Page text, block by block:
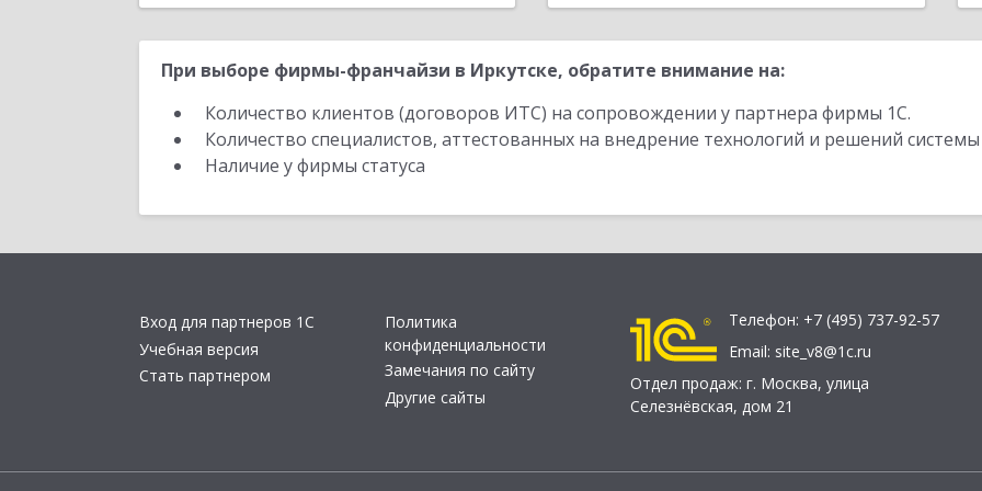
При выборе фирмы-франчайзи в Иркутске, обратите внимание на:
Количество клиентов (договоров ИТС) на сопровождении у партнера фирмы 1С.
Количество специалистов, аттестованных на внедрение технологий и решений
Наличие у фирмы статуса
Вход для партнеров 1С
Учебная версия
Стать партнером
Политика
конфиденциальности
Замечания по сайту
Другие сайты
Телефон: +7 (495) 737-92-57
Email: site_v8@1c.ru
Отдел продаж: г. Москва, улица
Селезнёвская, дом 21